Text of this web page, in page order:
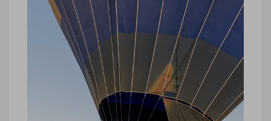
Namibie, survol du désert du Namib
en ballon
Namibie, survol du désert du Namib en
ballon © Marie-Ange Ostré